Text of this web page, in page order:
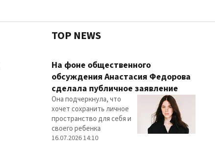
TOP NEWS
На фоне общественного
обсуждения Анастасия Федорова
сделала публичное заявление
Она подчеркнула, что
хочет сохранить личное
пространство для себя и
своего ребенка
16.07.2026 14:10